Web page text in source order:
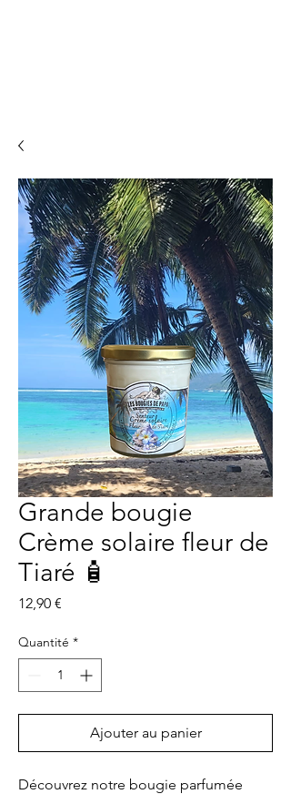
Grande bougie
Crème solaire fleur de
Tiaré 🧴
12,90 €
Quantité *
Ajouter au panier
Découvrez notre bougie parfumée